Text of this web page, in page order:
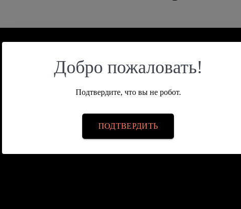
Добро пожаловать!
Подтвердите, что вы не робот.
ПОДТВЕРДИТЬ